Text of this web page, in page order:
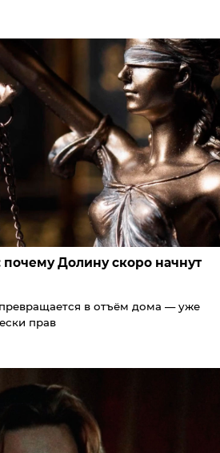
почему Долину скоро начнут
в отъём дома — уже
прав